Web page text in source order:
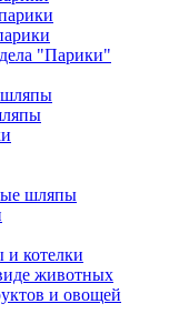
"Парики"
шляпы
шляпы
котелки
животных
и овощей